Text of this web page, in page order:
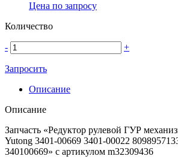
Цена по запросу
Количество
- +
Запросить
Описание
Описание
Запчасть «Редуктор рулевой ГУР
Yutong 3401-00669 3401-00022
340100669» с артикулом m32309436